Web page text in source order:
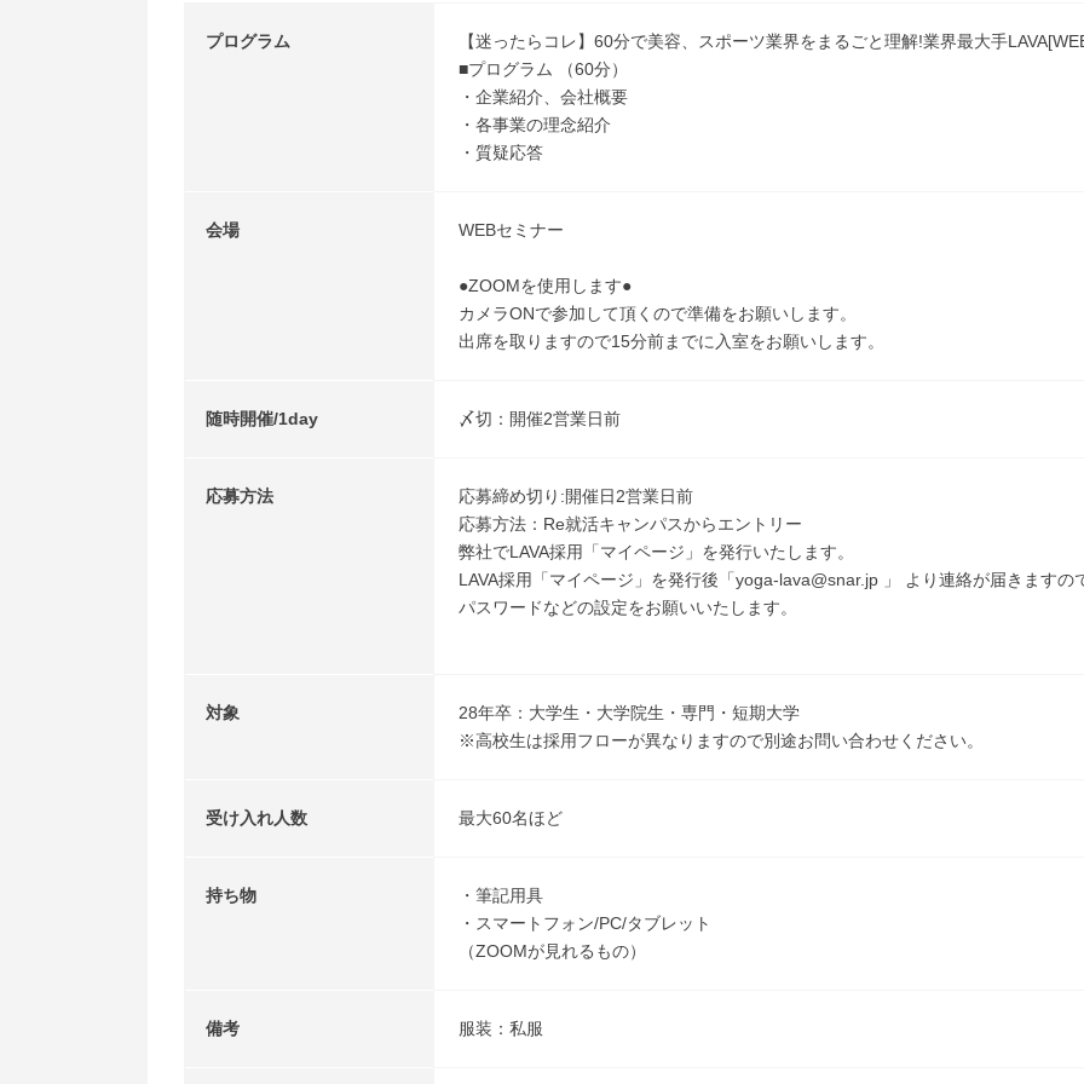
プログラム
【迷ったらコレ】60分で美容、スポーツ業界をまるごと理解!業界最大手
■プログラム （60分）
・企業紹介、会社概要
・各事業の理念紹介
・質疑応答
会場 WEBセミナー
●ZOOMを使用します●
カメラONで参加して頂くので準備をお願いします。
出席を取りますので15分前までに入室をお願いします。
随時開催/1day 〆切：開催2営業日前
応募方法
応募締め切り:開催日2営業日前
応募方法：Re就活キャンパスからエントリー
弊社でLAVA採用「マイページ」を発行いたします。
LAVA採用「マイページ」を発行後「yoga-lava@snar.jp 」 より連絡が届きますの
パスワードなどの設定をお願いいたします。
対象
28年卒：大学生・大学院生・専門・短期大学
※高校生は採用フローが異なりますので別途お問い合わせください。
受け入れ人数 最大60名ほど
持ち物
・筆記用具
・スマートフォン/PC/タブレット
（ZOOMが見れるもの）
備考 服装：私服